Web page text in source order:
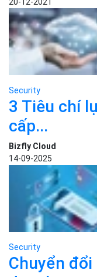
Sa Phạm
20-12-2021
Security
3 Tiêu chí
cấp...
Bizfly Cloud
14-09-2025
Security